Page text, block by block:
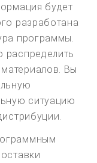
будет
разработана
программы.
Вы
ситуацию